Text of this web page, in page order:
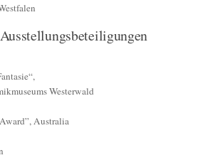
Westerwald
Australia